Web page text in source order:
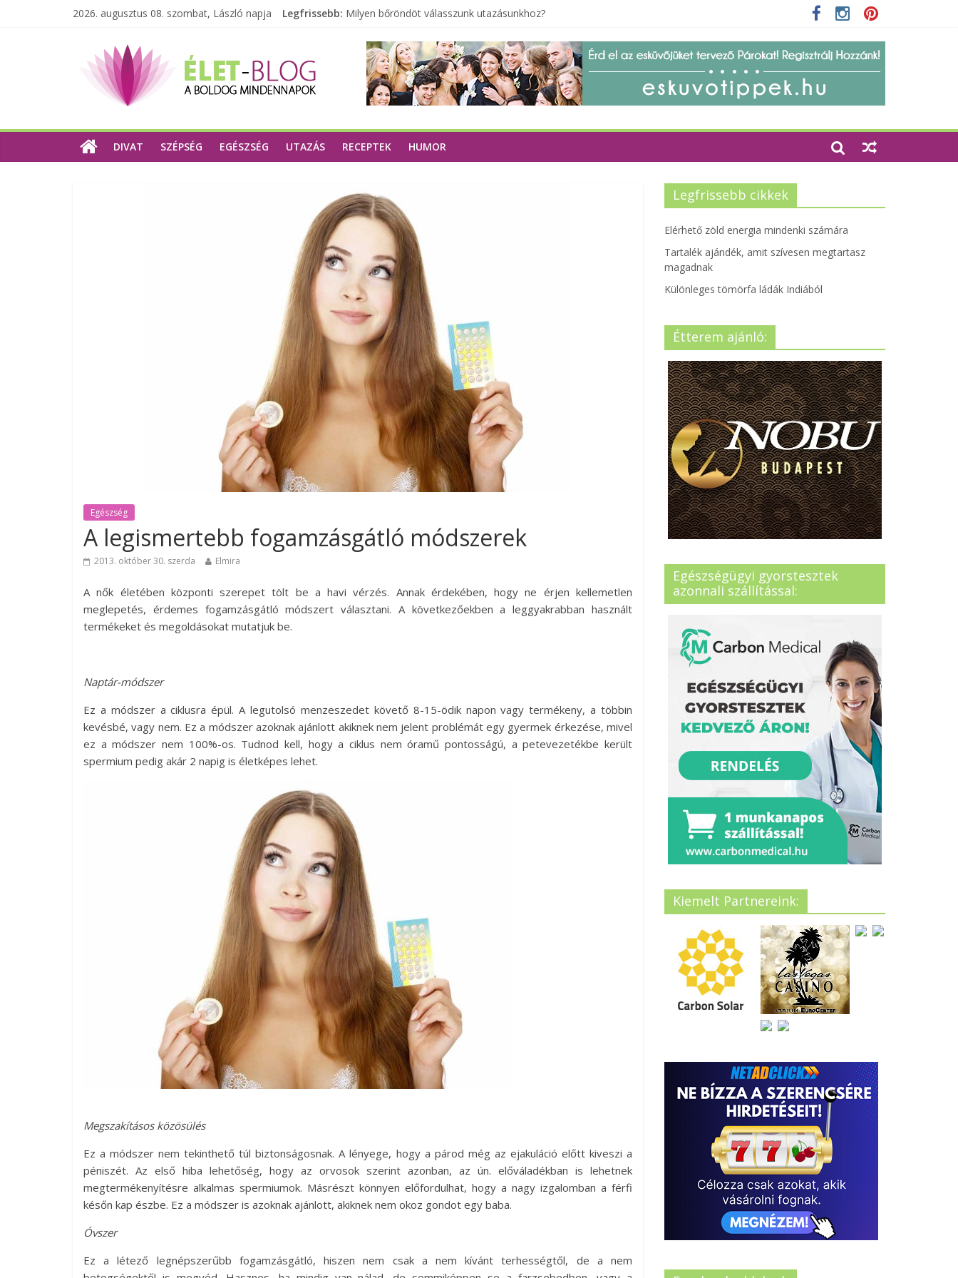
2026. augusztus 08. szombat, László napja Legfrissebb: Milyen bőröndöt válasszunk utazásunkhoz?
Tartalék ajándék, amit szívesen megtartasz magadnak
Különleges tömörfa ládák Indiából
A zöld forradalom: A mosó- és parfümtermékek környezetbarát szempontjainak erősítése
DIVAT SZÉPSÉG EGÉSZSÉG UTAZÁS RECEPTEK HUMOR
Egészség
A legismertebb fogamzásgátló módszerek
2013. október 30. szerda Elmira
A nők életében központi szerepet tölt be a havi vérzés. Annak érdekében, hogy ne érjen kellemetlen
meglepetés, érdemes fogamzásgátló módszert választani. A következőekben a leggyakrabban használt
termékeket és megoldásokat mutatjuk be.
Naptár-módszer
Ez a módszer a ciklusra épül. A legutolsó menzeszedet követő 8-15-ödik napon vagy termékeny, a többin
kevésbé, vagy nem. Ez a módszer azoknak ajánlott akiknek nem jelent problémát egy gyermek érkezése, mivel
ez a módszer nem 100%-os. Tudnod kell, hogy a ciklus nem óramű pontosságú, a petevezetékbe került
spermium pedig akár 2 napig is életképes lehet.
Megszakításos közösülés
Ez a módszer nem tekinthető túl biztonságosnak. A lényege, hogy a párod még az ejakuláció előtt kiveszi a
péniszét. Az első hiba lehetőség, hogy az orvosok szerint azonban, az ún. előváladékban is lehetnek
megtermékenyítésre alkalmas spermiumok. Másrészt könnyen előfordulhat, hogy a nagy izgalomban a férfi
későn kap észbe. Ez a módszer is azoknak ajánlott, akiknek nem okoz gondot egy baba.
Óvszer
Ez a létező legnépszerűbb fogamzásgátló, hiszen nem csak a nem kívánt terhességtől, de a nem
Legfrissebb cikkek
Elérhető zöld energia mindenki számára
Tartalék ajándék, amit szívesen megtartasz
magadnak
Különleges tömörfa ládák Indiából
Étterem ajánló:
Egészségügyi gyorstesztek
azonnali szállítással:
Kiemelt Partnereink: